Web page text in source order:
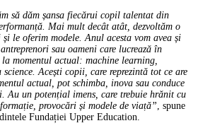
să dăm șansa fiecărui copil talentat din
Mai mult decât atât, dezvoltăm o
le oferim modele. Anul acesta vom avea și
sau oameni care lucrează în
momentul actual: machine learning,
Acești copii, care reprezintă tot ce are
actual, pot schimba, inova sau conduce
Au un potențial imens, care trebuie hrănit cu
provocări și modele de viață” , spune
Fundației Upper Education.